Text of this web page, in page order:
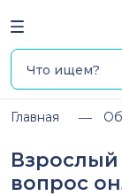
Главная
Взрослый
вопрос